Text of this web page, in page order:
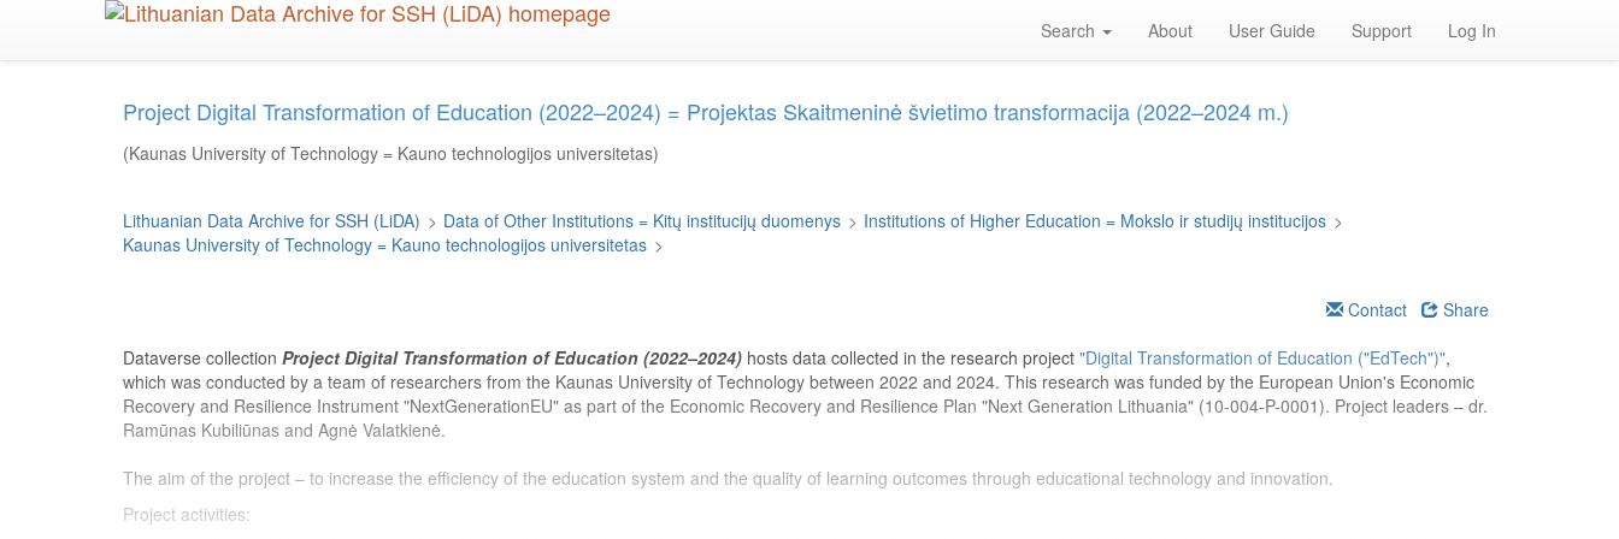
Search About User Guide Support Log In
Project Digital Transformation of Education (2022–2024) = Projektas Skaitmeninė švietimo transformacija (2022–2024 m.)
(Kaunas University of Technology = Kauno technologijos universitetas)
Lithuanian Data Archive for SSH (LiDA) > Data of Other Institutions = Kitų institucijų duomenys > Institutions of Higher Education = Mokslo ir studijų institucijos >
Kaunas University of Technology = Kauno technologijos universitetas >
Contact
Share
Dataverse collection Project Digital Transformation of Education (2022–2024) hosts data collected in the research project "Digital Transformation of Education ("EdTech")",
which was conducted by a team of researchers from the Kaunas University of Technology between 2022 and 2024. This research was funded by the European Union's Economic
Recovery and Resilience Instrument "NextGenerationEU" as part of the Economic Recovery and Resilience Plan "Next Generation Lithuania" (10-004-P-0001). Project leaders – dr.
Ramūnas Kubiliūnas and Agnė Valatkienė.
The aim of the project – to increase the efficiency of the education system and the quality of learning outcomes through educational technology and innovation.
Project activities: